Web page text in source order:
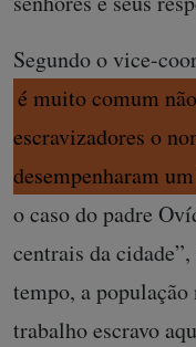
Segundo o vice-
é muito comum
escravizadores o
desempenharam
o caso do padre
centrais da
tempo, a
trabalho escravo